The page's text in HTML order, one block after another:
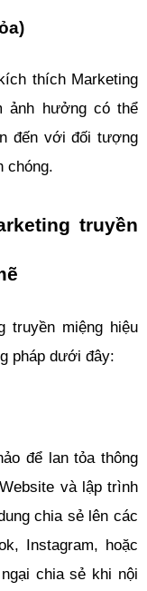
thích Marketing
ảnh hưởng có thể
đến với đối tượng
chóng.
truyền
truyền miệng hiệu
pháp dưới đây:
để lan tỏa thông
và lập trình
chia sẻ lên các
Instagram, hoặc
chia sẻ khi nội